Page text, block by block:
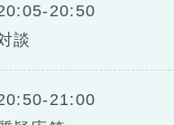
20:50
談
21:00